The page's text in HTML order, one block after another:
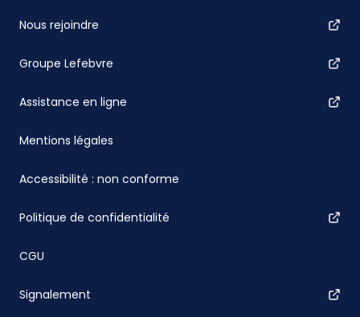
Nous rejoindre
Groupe Lefebvre
Assistance en ligne
Mentions légales
Accessibilité : non conforme
Politique de confidentialité
CGU
Signalement